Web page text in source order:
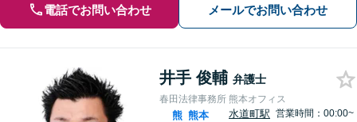
電話でお問い合わせ メールでお問い合わせ
井手 俊輔 弁護士
春田法律事務所 熊本オフィス
熊 熊本
水道町駅 営業時間：00:00~